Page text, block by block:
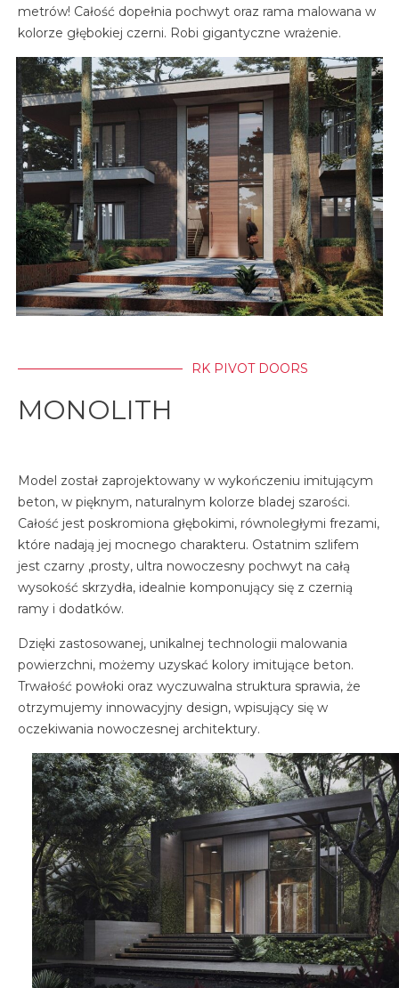
metrów! Całość dopełnia pochwyt oraz rama malowana w
kolorze głębokiej czerni. Robi gigantyczne wrażenie.
RK PIVOT DOORS
MONOLITH
Model został zaprojektowany w wykończeniu imitującym
beton, w pięknym, naturalnym kolorze bladej szarości.
Całość jest poskromiona głębokimi, równoległymi frezami,
które nadają jej mocnego charakteru. Ostatnim szlifem
jest czarny ,prosty, ultra nowoczesny pochwyt na całą
wysokość skrzydła, idealnie komponujący się z czernią
ramy i dodatków.
Dzięki zastosowanej, unikalnej technologii malowania
powierzchni, możemy uzyskać kolory imitujące beton.
Trwałość powłoki oraz wyczuwalna struktura sprawia, że
otrzymujemy innowacyjny design, wpisujący się w
oczekiwania nowoczesnej architektury.